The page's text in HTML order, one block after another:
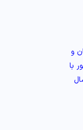
و
کشور با